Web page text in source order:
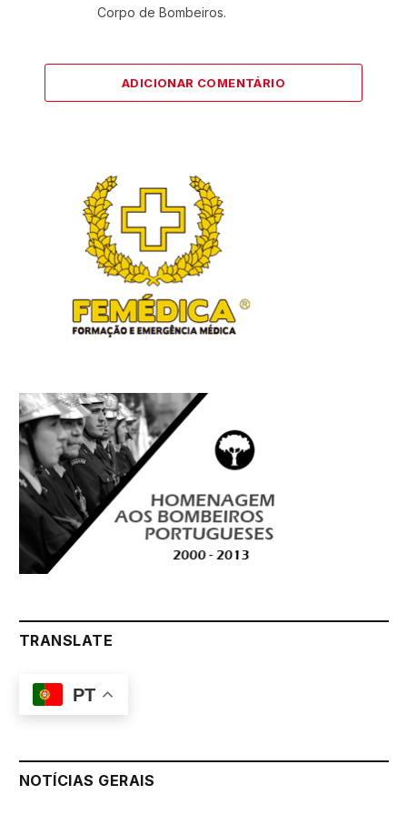
Corpo de Bombeiros.
ADICIONAR COMENTÁRIO
TRANSLATE
PT
NOTÍCIAS GERAIS